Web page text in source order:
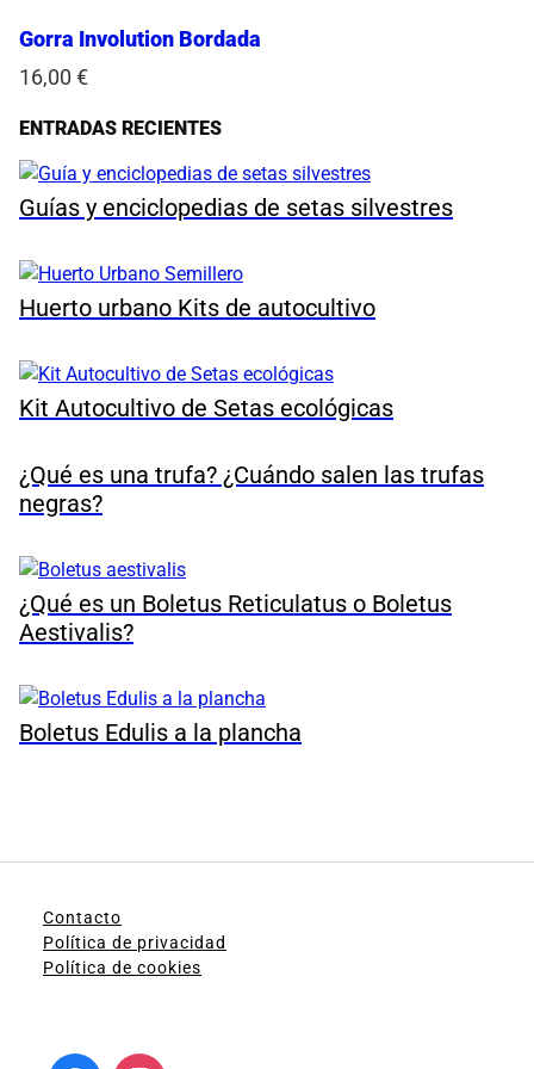
Gorra Involution Bordada
16,00 €
ENTRADAS RECIENTES
Guías y enciclopedias de setas silvestres
Huerto urbano Kits de autocultivo
Kit Autocultivo de Setas ecológicas
¿Qué es una trufa? ¿Cuándo salen las trufas
negras?
¿Qué es un Boletus Reticulatus o Boletus
Aestivalis?
Boletus Edulis a la plancha
Contacto
Política de privacidad
Política de cookies